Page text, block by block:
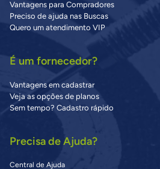
Vantagens para Compradores
Preciso de ajuda nas Buscas
Quero um atendimento VIP
É um fornecedor?
Vantagens em cadastrar
Veja as opções de planos
Sem tempo? Cadastro rápido
Precisa de Ajuda?
Central de Ajuda